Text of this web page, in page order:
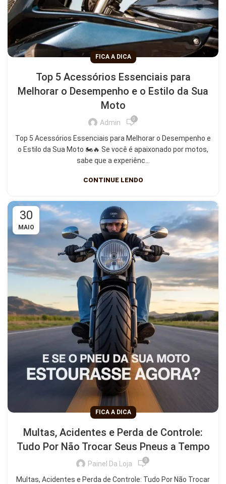
FICA A DICA
Top 5 Acessórios Essenciais para
Melhorar o Desempenho e o Estilo da Sua
Moto
Admin 0
Top 5 Acessórios Essenciais para Melhorar o Desempenho e
o Estilo da Sua Moto 🏍️🔥 Se você é apaixonado por motos,
sabe que a experiênc...
CONTINUE LENDO
30
MAIO
FICA A DICA
Multas, Acidentes e Perda de Controle:
Tudo Por Não Trocar Seus Pneus a Tempo
Painel Da Loja 0
Multas, Acidentes e Perda de Controle: Tudo Por Não Trocar